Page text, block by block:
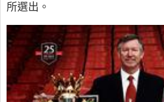
所選出。